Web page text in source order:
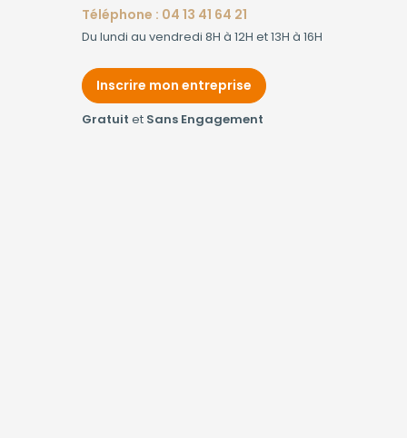
Téléphone : 04 13 41 64 21
Du lundi au vendredi 8H à 12H et 13H à 16H
Inscrire mon entreprise
Gratuit et Sans Engagement